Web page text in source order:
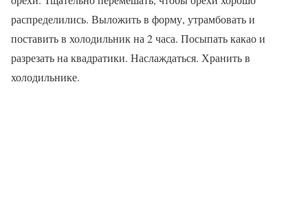
распределились. Выложить в форму, утрамбовать и
поставить в холодильник на 2 часа. Посыпать какао и
разрезать на квадратики. Наслаждаться. Хранить в
холодильнике.